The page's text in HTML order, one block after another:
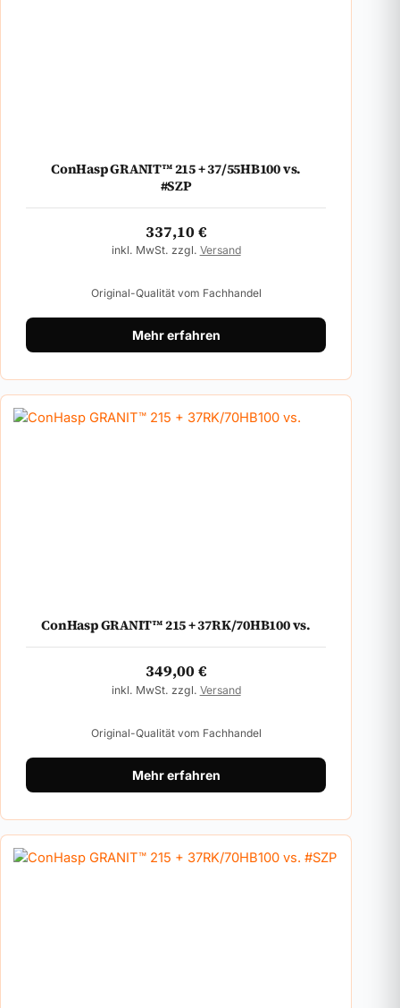
ConHasp GRANIT™ 215 + 37/55HB100 vs.
#SZP
337,10€
inkl. MwSt. zzgl. Versand
Original-Qualität vom Fachhandel
Mehr erfahren
ConHasp GRANIT™ 215 + 37RK/70HB100 vs.
349,00€
inkl. MwSt. zzgl. Versand
Original-Qualität vom Fachhandel
Mehr erfahren